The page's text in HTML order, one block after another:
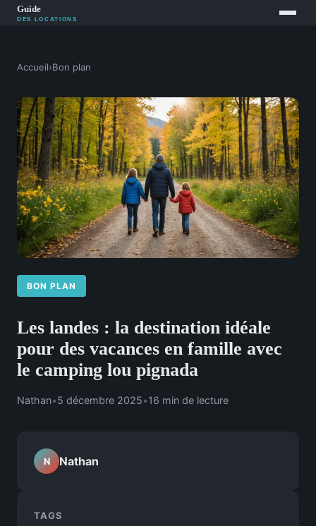
Accueil›Bon plan
BON PLAN
Les landes : la destination idéale
pour des vacances en famille avec
le camping lou pignada
Nathan•5 décembre 2025•16 min de lecture
N Nathan
TAGS